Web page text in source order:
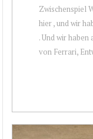
Zwischenspiel
hier , und wir
. Und wir
von Ferrari,